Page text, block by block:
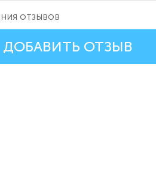
отзывов
ДОБАВИТЬ ОТЗЫВ